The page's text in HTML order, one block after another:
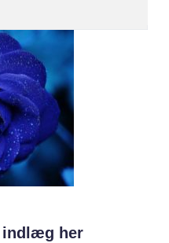
her